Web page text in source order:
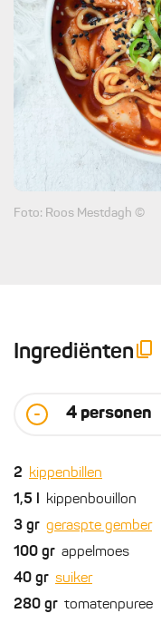
Foto: Roos Mestdagh ©
Ingrediënten
- 4 personen
2 kippenbillen
1,5 l kippenbouillon
3 gr geraspte gember
100 gr appelmoes
40 gr suiker
280 gr tomatenpuree